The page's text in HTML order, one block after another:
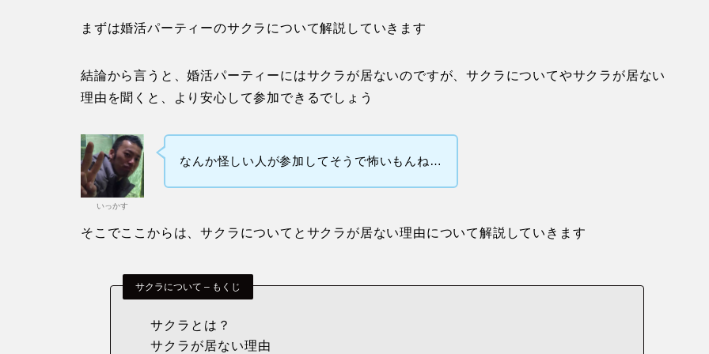
まずは婚活パーティーのサクラについて解説していきます
結論から言うと、婚活パーティーにはサクラが居ないのですが、サクラについてやサクラが居ない
理由を聞くと、より安心して参加できるでしょう
いっかす
なんか怪しい人が参加してそうで怖いもんね…
そこでここからは、サクラについてとサクラが居ない理由について解説していきます
サクラについて – もくじ
サクラとは？
サクラが居ない理由